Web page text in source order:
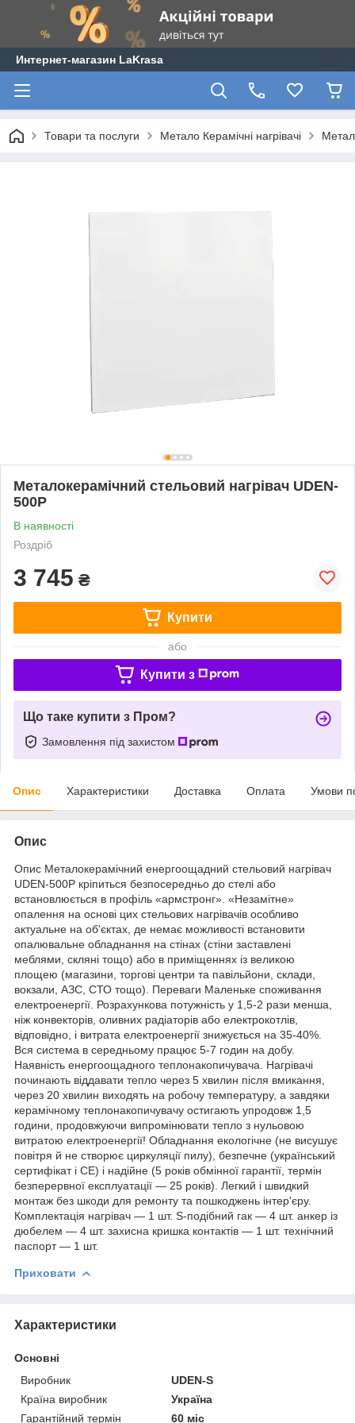
Интернет-магазин LaKrasa
Товари та послуги Метало Керамічні нагрівачі
Металокерамічний стельовий нагрівач UDEN-
500Р
В наявності
Роздріб
3 745 ₴
Купити
або
Купити з
Що таке купити з Пром?
Замовлення під захистом
Опис Характеристики Доставка Оплата Умови
Опис
Опис Металокерамічний енергоощадний стельовий нагрівач
UDEN-500P кріпиться безпосередньо до стелі або
встановлюється в профіль «армстронг». «Незамітне»
опалення на основі цих стельових нагрівачів особливо
актуальне на об'єктах, де немає можливості встановити
опалювальне обладнання на стінах (стіни заставлені
меблями, скляні тощо) або в приміщеннях із великою
площею (магазини, торгові центри та павільйони, склади,
вокзали, АЗС, СТО тощо). Переваги Маленьке споживання
електроенергії. Розрахункова потужність у 1,5-2 рази менша,
ніж конвекторів, оливних радіаторів або електрокотлів,
відповідно, і витрата електроенергії знижується на 35-40%.
Вся система в середньому працює 5-7 годин на добу.
Наявність енергоощадного теплонакопичувача. Нагрівачі
починають віддавати тепло через 5 хвилин після вмикання,
через 20 хвилин виходять на робочу температуру, а завдяки
керамічному теплонакопичувачу остигають упродовж 1,5
години, продовжуючи випромінювати тепло з нульовою
витратою електроенергії! Обладнання екологічне (не висушує
повітря й не створює циркуляції пилу), безпечне (український
сертифікат і СЕ) і надійне (5 років обмінної гарантії, термін
безперервної експлуатації — 25 років). Легкий і швидкий
монтаж без шкоди для ремонту та пошкоджень інтер'єру.
Комплектація нагрівач — 1 шт. S-подібний гак — 4 шт. анкер із
дюбелем — 4 шт. захисна кришка контактів — 1 шт. технічний
паспорт — 1 шт.
Приховати
Характеристики
Основні
Виробник
UDEN-S
Країна виробник
Україна
Гарантійний термін
60 міс